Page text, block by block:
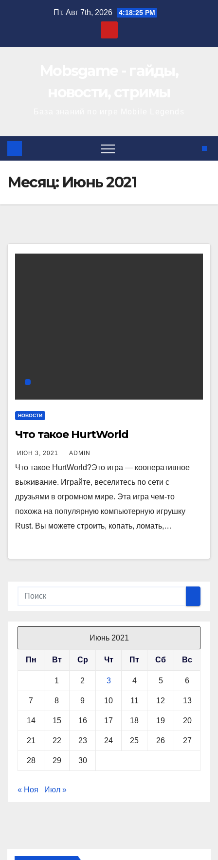
Пт. Авг 7th, 2026 4:18:25 PM
Месяц: Июнь 2021
НОВОСТИ
Что такое HurtWorld
ИЮН 3, 2021 ADMIN
Что такое HurtWorld?Это игра — кооперативное
выживание. Играйте, веселитесь по сети с
друзьями в огромном мире. Эта игра чем-то
похожа на популярную компьютерную игрушку
Rust. Вы можете строить, копать, ломать,…
Июнь 2021
Пн Вт Ср Чт Пт Сб Вс
1 2 3 4 5 6
7 8 9 10 11 12 13
14 15 16 17 18 19 20
21 22 23 24 25 26 27
28 29 30
« Ноя Июл »